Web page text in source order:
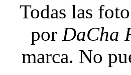
Todas las
por DaCha
marca. No